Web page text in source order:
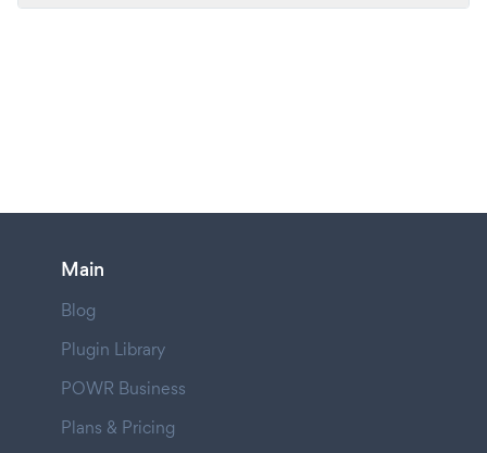
Main
Blog
Plugin Library
POWR Business
Plans & Pricing